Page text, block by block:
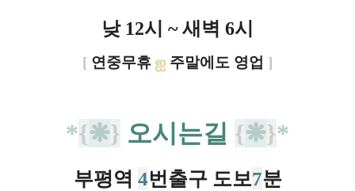
낮 12시 ~ 새벽 6시
[ 연중무휴 ஐ 주말에도 영업 ]
*{❋} 오시는길 {❋}*
부평역 4번출구 도보7분